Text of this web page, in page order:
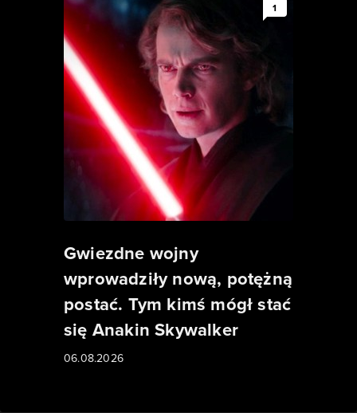
1
Gwiezdne wojny
wprowadziły nową, potężną
postać. Tym kimś mógł stać
się Anakin Skywalker
06.08.2026